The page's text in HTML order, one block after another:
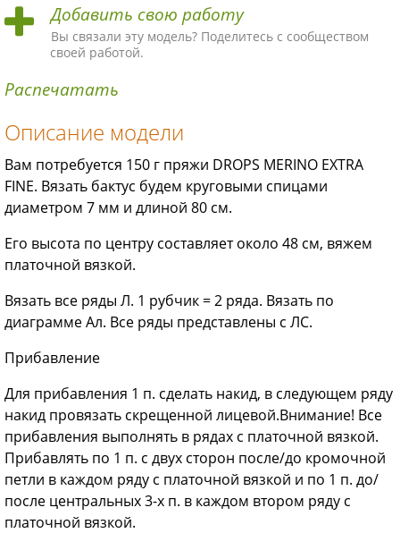
ма
ма ма ма ма!
Добавить свою работу
Вы связали эту модель? Поделитесь с сообществом
своей работой.
Распечатать
Описание модели
Вам потребуется 150 г пряжи DROPS MERINO EXTRA
FINE. Вязать бактус будем круговыми спицами
диаметром 7 мм и длиной 80 см.
Его высота по центру составляет около 48 см, вяжем
платочной вязкой.
Вязать все ряды Л. 1 рубчик = 2 ряда. Вязать по
диаграмме Ал. Все ряды представлены с ЛС.
Прибавление
Для прибавления 1 п. сделать накид, в следующем ряду
накид провязать скрещенной лицевой.Внимание! Все
прибавления выполнять в рядах с платочной вязкой.
Прибавлять по 1 п. с двух сторон после/до кромочной
петли в каждом ряду с платочной вязкой и по 1 п. до/
после центральных 3-х п. в каждом втором ряду с
платочной вязкой.